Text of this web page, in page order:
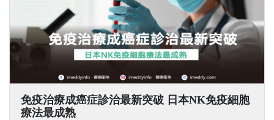
免疫治療成癌症診治最新突破 日本NK免疫細胞
療法最成熟